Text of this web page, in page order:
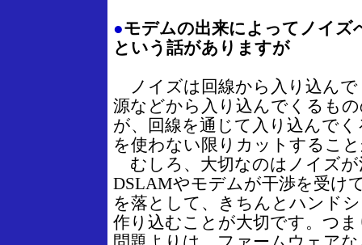
●モデムの出来によってノイズ
という話がありますが
ノイズは回線から入り込んで
源などから入り込んでくるも
が、回線を通じて入り込んで
を使わない限りカットするこ
むしろ、大切なのはノイズが
DSLAMやモデムが干渉を受け
を落として、きちんとハンド
作り込むことが大切です。つ